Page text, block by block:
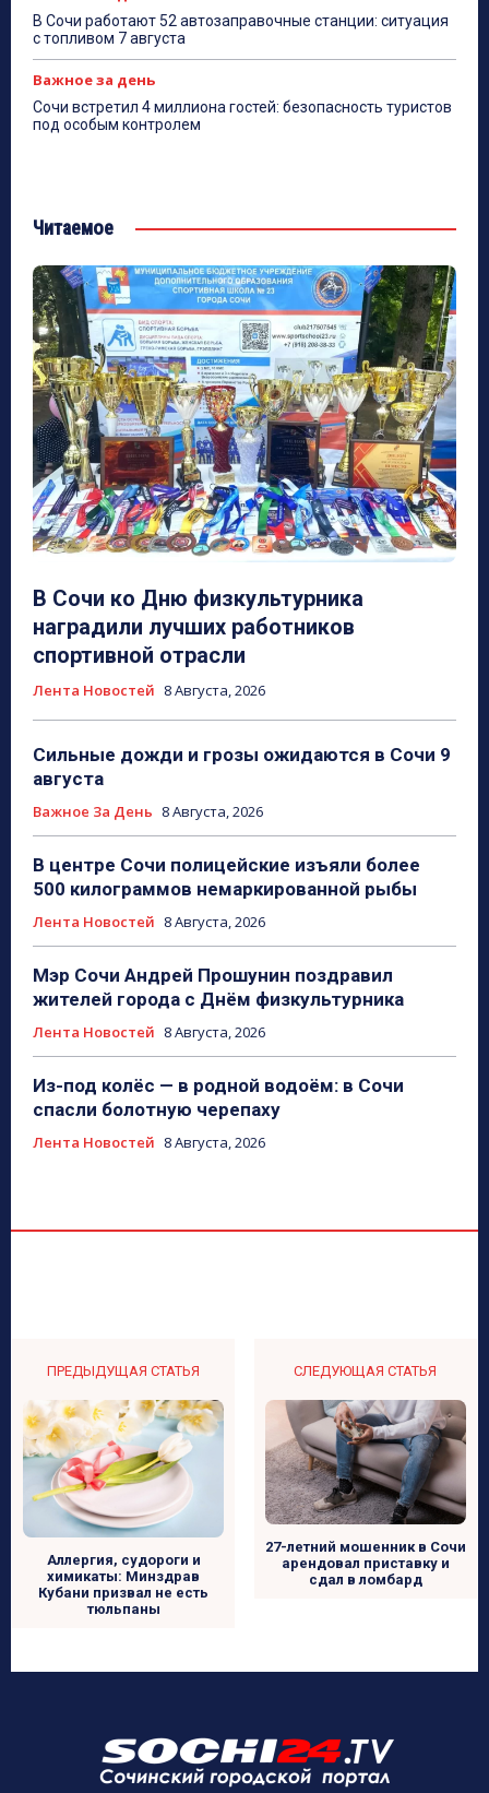
В Сочи работают 52 автозаправочные станции: ситуация
с топливом 7 августа
Важное за день
Сочи встретил 4 миллиона гостей: безопасность туристов
под особым контролем
Читаемое
В Сочи ко Дню физкультурника
наградили лучших работников
спортивной отрасли
Лента Новостей 8 Августа, 2026
Сильные дожди и грозы ожидаются в Сочи 9
августа
Важное За День 8 Августа, 2026
В центре Сочи полицейские изъяли более
500 килограммов немаркированной рыбы
Лента Новостей 8 Августа, 2026
Мэр Сочи Андрей Прошунин поздравил
жителей города с Днём физкультурника
Лента Новостей 8 Августа, 2026
Из-под колёс — в родной водоём: в Сочи
спасли болотную черепаху
Лента Новостей 8 Августа, 2026
ПРЕДЫДУЩАЯ СТАТЬЯ
Аллергия, судороги и
химикаты: Минздрав
Кубани призвал не есть
тюльпаны
СЛЕДУЮЩАЯ СТАТЬЯ
27-летний мошенник в Сочи
арендовал приставку и
сдал в ломбард